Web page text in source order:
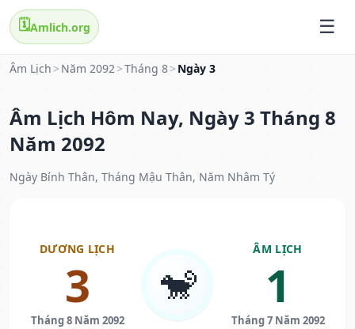
🗓️Amlich.org
Âm Lịch > Năm 2092>Tháng 8> Ngày 3
Âm Lịch Hôm Nay, Ngày 3 Tháng 8
Năm 2092
Ngày Bính Thân, Tháng Mậu Thân, Năm Nhâm Tý
DƯƠNG LỊCH
3
Tháng 8 Năm 2092
🐒
ÂM LỊCH
1
Tháng 7 Năm 2092